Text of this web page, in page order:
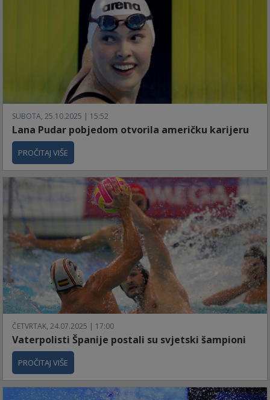
SUBOTA, 25.10.2025 | 15:52
Lana Pudar pobjedom otvorila američku karijeru
PROČITAJ VIŠE
ČETVRTAK, 24.07.2025 | 17:00
Vaterpolisti Španije postali su svjetski šampioni
PROČITAJ VIŠE